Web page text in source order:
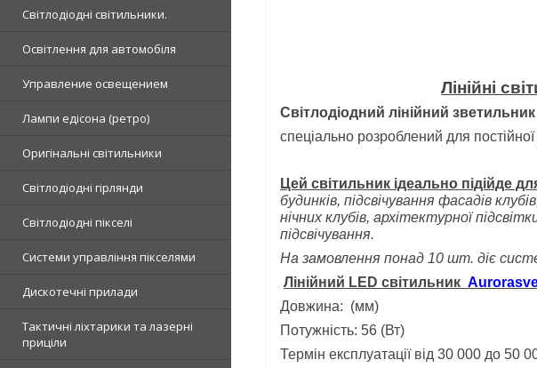
Світлодіодні світильники.
Освітлення для автомобіля
Управление освещением
Лампи едісона (ретро)
Оригінальні світильники
Світлодіодні гірлянди
Світлодіодні пікселі
Системи управління пікселями
Дискотечні прилади
Тактичні ліхтарики та лазерні
приціли
Лінійні
Світлодіодний лінійний зветильник
спеціально розроблений для
Цей світильник ідеально підійде
будинків, підсвічування фасадів
нічних клубів, архітектурної
підсвічування.
На замовлення понад 10 шт. діє
Лінійний LED світильник
Довжина: (мм)
Потужність: 56 (Вт)
Термін експлуатації від 30 000 до 50